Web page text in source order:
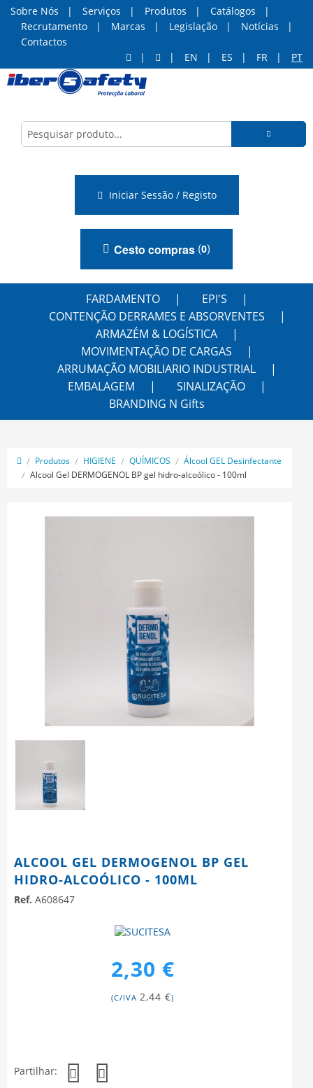
Sobre Nós Serviços Produtos
Catálogos
Recrutamento
Marcas Legislação
Notícias
Contactos
EN
ES FR PT
Iniciar Sessão / Registo
Cesto compras (0)
FARDAMENTO
EPI'S
CONTENÇÃO DERRAMES E ABSORVENTES
ARMAZÉM & LOGÍSTICA
MOVIMENTAÇÃO DE CARGAS
ARRUMAÇÃO MOBILIARIO INDUSTRIAL
EMBALAGEM
SINALIZAÇÃO
BRANDING N Gifts
Produtos HIGIENE QUÍMICOS
Álcool GEL Desinfectante
Alcool Gel DERMOGENOL BP gel hidro-alcoólico - 100ml
ALCOOL GEL DERMOGENOL BP GEL
HIDRO-ALCOÓLICO - 100ML
Ref. A608647
2,30 €
(C/IVA 2,44 €)
Partilhar: